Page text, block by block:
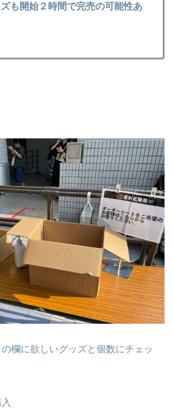
ズも開始２時間で完売の可能性あ
欄に欲しいグッズと個数にチェッ